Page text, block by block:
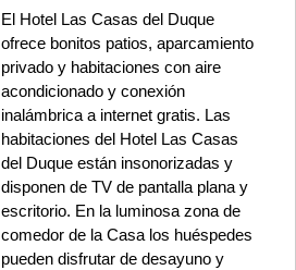
El Hotel Las Casas del Duque
ofrece bonitos patios, aparcamiento
privado y habitaciones con aire
acondicionado y conexión
inalámbrica a internet gratis. Las
habitaciones del Hotel Las Casas
del Duque están insonorizadas y
disponen de TV de pantalla plana y
escritorio. En la luminosa zona de
comedor de la Casa los huéspedes
pueden disfrutar de desayuno y